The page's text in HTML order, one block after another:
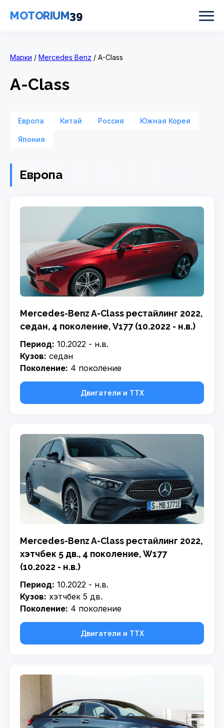
MOTORIUM39
Марки / Mercedes Benz / A-Class
A-Class
Европа Китай Россия Южная Корея
Япония
Европа
Mercedes-Benz A-Class рестайлинг 2022,
седан, 4 поколение, V177 (10.2022 - н.в.)
Период: 10.2022 - н.в.
Кузов: седан
Поколение: 4 поколение
Двигатели и ТТХ
Mercedes-Benz A-Class рестайлинг 2022,
хэтчбек 5 дв., 4 поколение, W177
(10.2022 - н.в.)
Период: 10.2022 - н.в.
Кузов: хэтчбек 5 дв.
Поколение: 4 поколение
Двигатели и ТТХ